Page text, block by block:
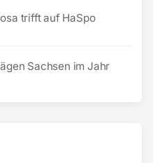
trifft auf HaSpo
Sachsen im Jahr